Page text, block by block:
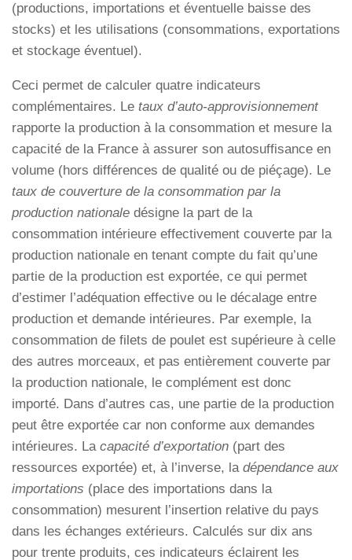
(productions, importations et éventuelle baisse des
stocks) et les utilisations (consommations, exportations
et stockage éventuel).
Ceci permet de calculer quatre indicateurs
complémentaires. Le taux d’auto-approvisionnement
rapporte la production à la consommation et mesure la
capacité de la France à assurer son autosuffisance en
volume (hors différences de qualité ou de piéçage). Le
taux de couverture de la consommation par la
production nationale désigne la part de la
consommation intérieure effectivement couverte par la
production nationale en tenant compte du fait qu’une
partie de la production est exportée, ce qui permet
d’estimer l’adéquation effective ou le décalage entre
production et demande intérieures. Par exemple, la
consommation de filets de poulet est supérieure à celle
des autres morceaux, et pas entièrement couverte par
la production nationale, le complément est donc
importé. Dans d’autres cas, une partie de la production
peut être exportée car non conforme aux demandes
intérieures. La capacité d’exportation (part des
ressources exportée) et, à l’inverse, la dépendance aux
importations (place des importations dans la
consommation) mesurent l’insertion relative du pays
dans les échanges extérieurs. Calculés sur dix ans
pour trente produits, ces indicateurs éclairent les